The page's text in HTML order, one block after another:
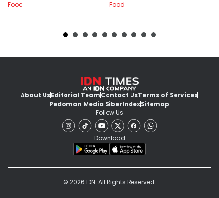
Food
Food
About UsEditorial TeamContact UsTerms of Services
Pedoman Media SiberIndexSitemap
Follow Us
Download
© 2026 IDN. All Rights Reserved.